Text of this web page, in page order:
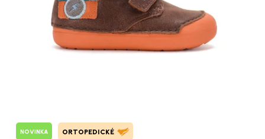
NOVINKA ORTOPEDICKÉ